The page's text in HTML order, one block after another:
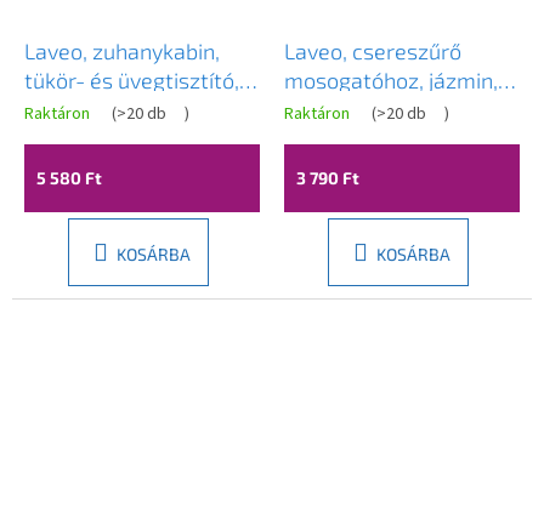
Laveo, zuhanykabin,
tükör- és üvegtisztító,
500ml, LAV-OKT_071T
Raktáron (>20 db )
5 580 Ft
KOSÁRBA
Laveo, csereszűrő
mosogatóhoz, jázmin,
LAV-CZS_J00T
Raktáron (>20 db )
3 790 Ft
KOSÁRBA